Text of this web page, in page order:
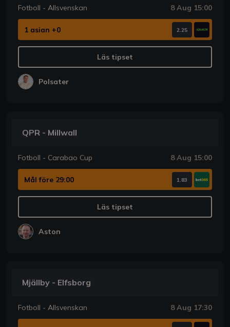
Fotboll - Allsvenskan 8 Aug 15:00
1 asian +0 2.25
Läs tipset
Polsater
QPR - Millwall
Fotboll - Carabao Cup 8 Aug 15:00
Mål före 29:00 1.83
Läs tipset
Aston
Mjällby - Elfsborg
Fotboll - Allsvenskan 8 Aug 17:30